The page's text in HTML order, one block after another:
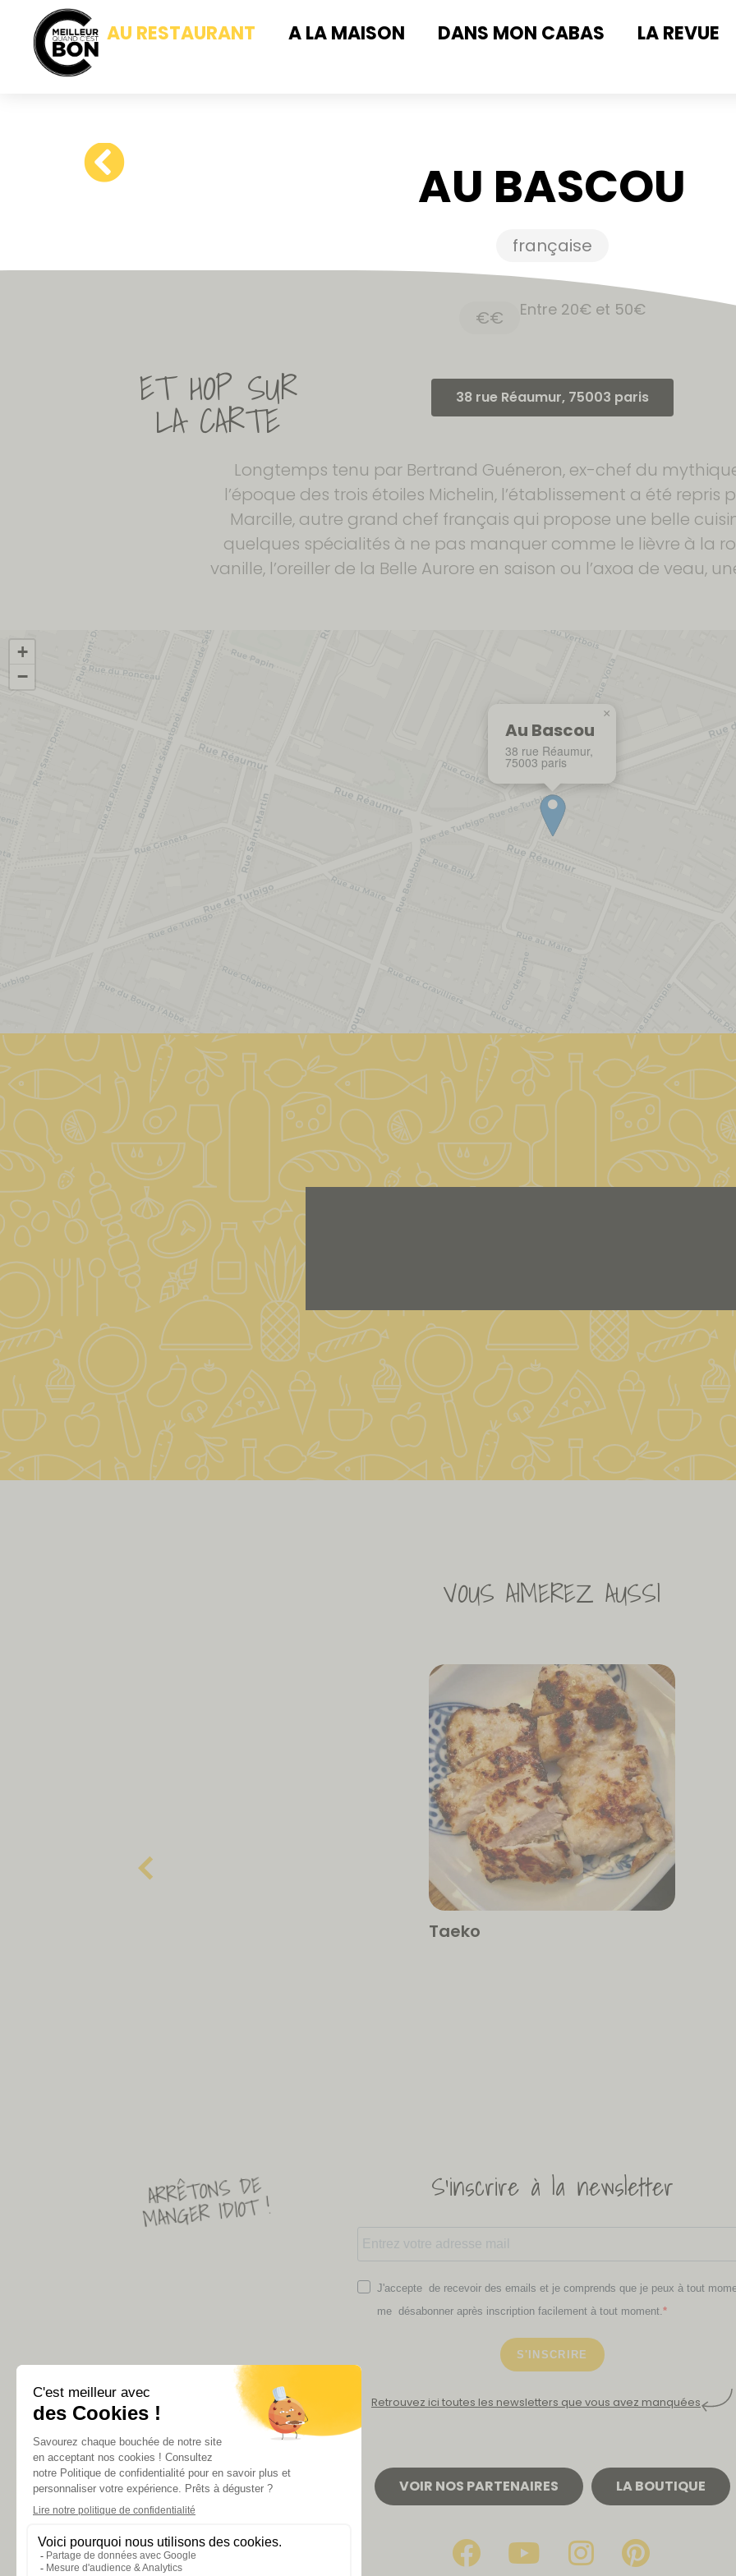
AU RESTAURANT A LA MAISON DANS MON CABAS LA REVUE
AU BASCOU
française
€€ Entre 20€ et 50€
38 rue Réaumur, 75003 paris
Longtemps tenu par Bertrand Guéneron, ex-chef du
l’époque des trois étoiles Michelin, l’établissement a été repris
Marcille, autre grand chef français qui propose une belle
quelques spécialités à ne pas manquer comme le lièvre à la
vanille, l’oreiller de la Belle Aurore en saison ou l’axoa de veau,
Au Bascou
38 rue Réaumur,
75003 paris
×
+
−
VOUS AIMEREZ AUSSI
Taeko
ARRÊTONS DE
MANGER IDIOT !
S'inscrire à la newsletter
J'accepte de recevoir des emails et je comprends que je peux à tout
me désabonner après inscription facilement à tout moment.
S'INSCRIRE
Retrouvez ici toutes les newsletters que vous avez manquées
VOIR NOS PARTENAIRES LA BOUTIQUE